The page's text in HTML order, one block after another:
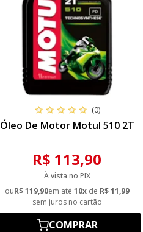
(0)
Óleo De Motor Motul 510 2T
R$ 113,90
À vista no PIX
ouR$ 119,90em até 10xde R$ 11,99
sem juros no cartão
COMPRAR